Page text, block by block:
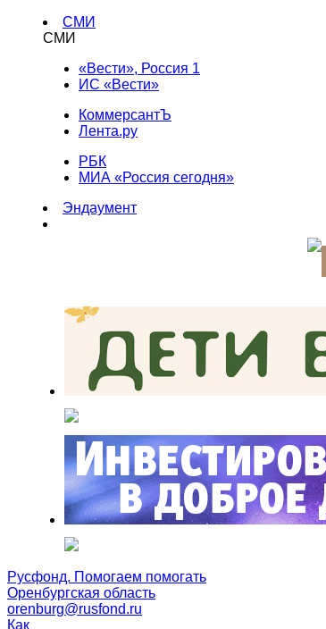
СМИ
СМИ
«Вести», Россия 1
ИС «Вести»
КоммерсантЪ
Лента.ру
РБК
МИА «Россия сегодня»
Эндаумент
Русфонд. Помогаем помогать
Оренбургская область
orenburg@rusfond.ru
Как